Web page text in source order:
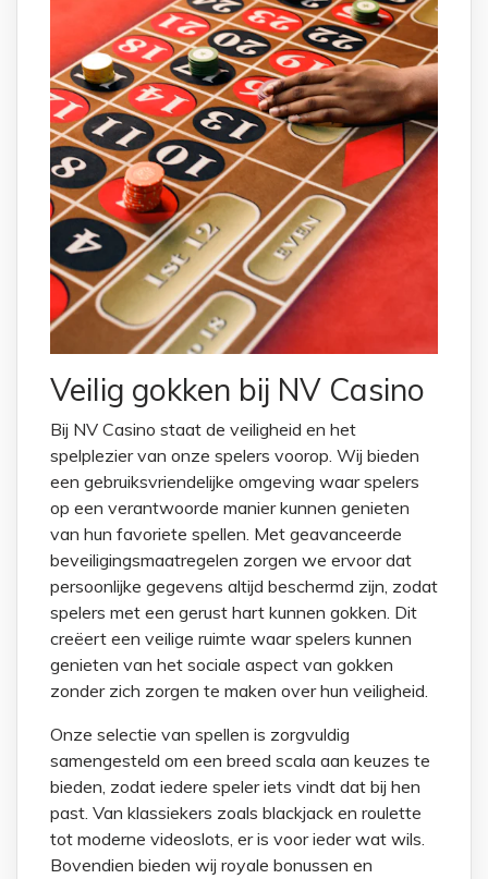
Veilig gokken bij NV Casino
Bij NV Casino staat de veiligheid en het
spelplezier van onze spelers voorop. Wij bieden
een gebruiksvriendelijke omgeving waar spelers
op een verantwoorde manier kunnen genieten
van hun favoriete spellen. Met geavanceerde
beveiligingsmaatregelen zorgen we ervoor dat
persoonlijke gegevens altijd beschermd zijn, zodat
spelers met een gerust hart kunnen gokken. Dit
creëert een veilige ruimte waar spelers kunnen
genieten van het sociale aspect van gokken
zonder zich zorgen te maken over hun veiligheid.
Onze selectie van spellen is zorgvuldig
samengesteld om een breed scala aan keuzes te
bieden, zodat iedere speler iets vindt dat bij hen
past. Van klassiekers zoals blackjack en roulette
tot moderne videoslots, er is voor ieder wat wils.
Bovendien bieden wij royale bonussen en